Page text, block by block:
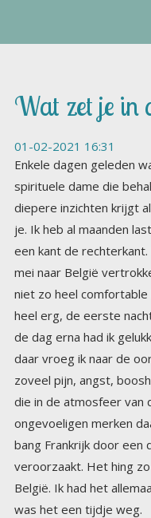
Wat zet je in
01-02-2021 16:31
Enkele dagen geleden
spirituele dame die
diepere inzichten krijgt
je. Ik heb al maanden
een kant de
mei naar België
niet zo heel
heel erg, de eerste
de dag erna had ik
daar vroeg ik naar de
zoveel pijn, angst,
die in de atmosfeer
ongevoeligen merken
bang Frankrijk door
veroorzaakt. Het hing
België. Ik had het
was het een tijdje weg.